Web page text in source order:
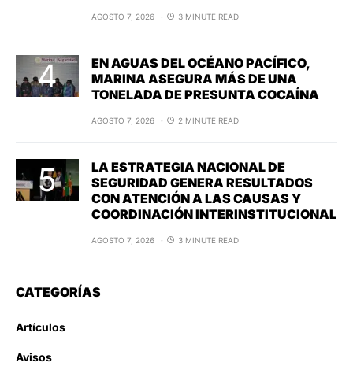
AGOSTO 7, 2026 3 MINUTE READ
EN AGUAS DEL OCÉANO PACÍFICO,
MARINA ASEGURA MÁS DE UNA
TONELADA DE PRESUNTA COCAÍNA
AGOSTO 7, 2026 2 MINUTE READ
LA ESTRATEGIA NACIONAL DE
SEGURIDAD GENERA RESULTADOS
CON ATENCIÓN A LAS CAUSAS Y
COORDINACIÓN INTERINSTITUCIONAL
AGOSTO 7, 2026 3 MINUTE READ
CATEGORÍAS
Artículos
Avisos